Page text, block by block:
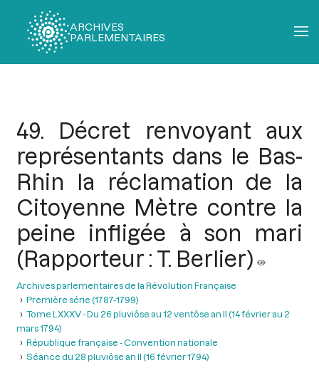
ARCHIVES
PARLEMENTAIRES
49. Décret renvoyant aux
représentants dans le Bas-
Rhin la réclamation de la
Citoyenne Mètre contre la
peine infligée à son mari
(Rapporteur : T. Berlier)
Archives parlementaires de la Révolution Française
Première série (1787-1799)
Tome LXXXV - Du 26 pluviôse au 12 ventôse an II (14 février au 2
mars 1794)
République française - Convention nationale
Séance du 28 pluviôse an II (16 février 1794)